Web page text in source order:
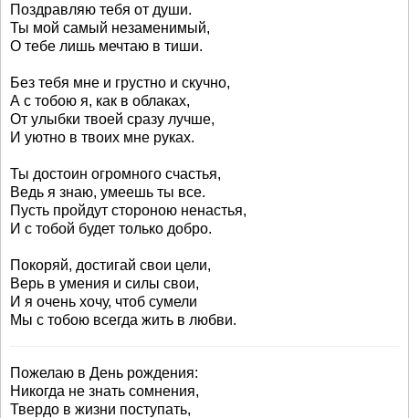
Поздравляю тебя от души.
Ты мой самый незаменимый,
О тебе лишь мечтаю в тиши.
Без тебя мне и грустно и скучно,
А с тобою я, как в облаках,
От улыбки твоей сразу лучше,
И уютно в твоих мне руках.
Ты достоин огромного счастья,
Ведь я знаю, умеешь ты все.
Пусть пройдут стороною ненастья,
И с тобой будет только добро.
Покоряй, достигай свои цели,
Верь в умения и силы свои,
И я очень хочу, чтоб сумели
Мы с тобою всегда жить в любви.
Пожелаю в День рождения:
Никогда не знать сомнения,
Твердо в жизни поступать,